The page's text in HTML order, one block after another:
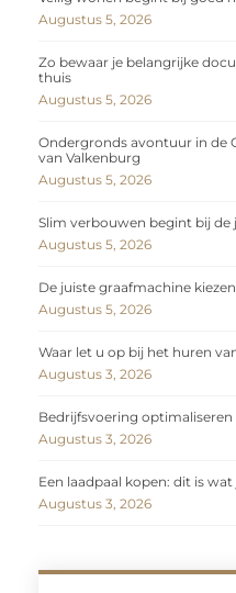
Augustus 5, 2026
Zo bewaar je belangrijke
thuis
Augustus 5, 2026
Ondergronds avontuur in de
van Valkenburg
Augustus 5, 2026
Slim verbouwen begint bij
Augustus 5, 2026
De juiste graafmachine
Augustus 5, 2026
Waar let u op bij het huren
Augustus 3, 2026
Bedrijfsvoering
Augustus 3, 2026
Een laadpaal kopen: dit is
Augustus 3, 2026